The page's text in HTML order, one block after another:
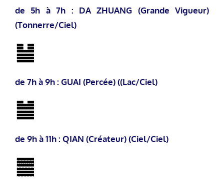
de 5h à 7h : DA ZHUANG (Grande Vigueur)
(Tonnerre/Ciel)
de 7h à 9h : GUAI (Percée) ((Lac/Ciel)
de 9h à 11h : QIAN (Créateur) (Ciel/Ciel)